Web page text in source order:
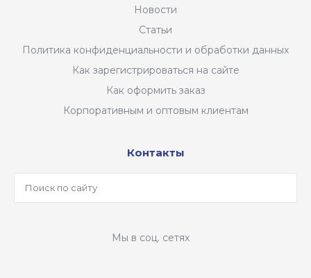
Новости
Статьи
Политика конфиденциальности и обработки данных
Как зарегистрироваться на сайте
Как оформить заказ
Корпоративным и оптовым клиентам
Контакты
Мы в соц. сетях